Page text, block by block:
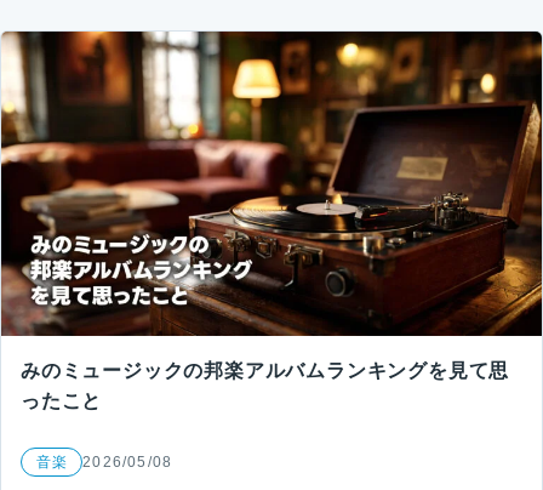
みのミュージックの邦楽アルバムランキングを見て思
ったこと
音楽 2026/05/08